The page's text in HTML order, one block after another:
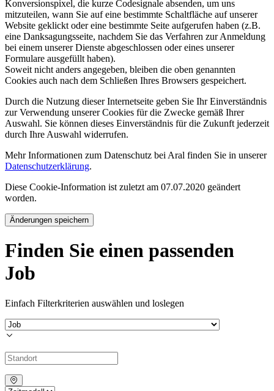
Konversionspixel, die kurze Codesignale absenden, um uns
mitzuteilen, wann Sie auf eine bestimmte Schaltfläche auf unserer
Website geklickt oder eine bestimmte Seite aufgerufen haben (z.B.
eine Danksagungsseite, nachdem Sie das Verfahren zur Anmeldung
bei einem unserer Dienste abgeschlossen oder eines unserer
Formulare ausgefüllt haben).
Soweit nicht anders angegeben, bleiben die oben genannten
Cookies auch nach dem Schließen Ihres Browsers gespeichert.
Durch die Nutzung dieser Internetseite geben Sie Ihr Einverständnis
zur Verwendung unserer Cookies für die Zwecke gemäß Ihrer
Auswahl. Sie können dieses Einverständnis für die Zukunft jederzeit
durch Ihre Auswahl widerrufen.
Mehr Informationen zum Datenschutz bei Aral finden Sie in unserer
Datenschutzerklärung.
Diese Cookie-Information ist zuletzt am 07.07.2020 geändert
worden.
Änderungen speichern
Finden Sie einen passenden
Job
Einfach Filterkriterien auswählen und loslegen